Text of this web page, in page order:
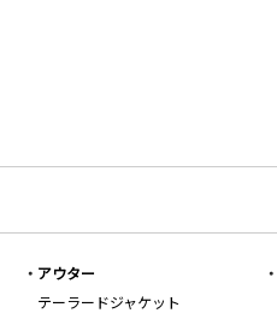
アウター
テーラードジャケット